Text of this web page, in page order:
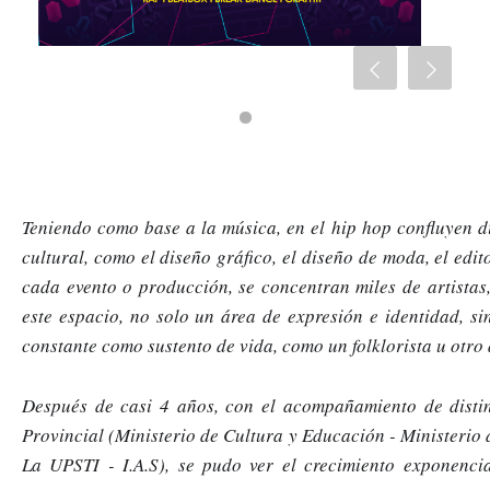
Teniendo como base a la música, en el hip hop confluyen
cultural, como el diseño gráfico, el diseño de moda, el
cada evento o producción, se concentran miles de
este espacio, no solo un área de expresión e identidad,
constante como sustento de vida, como un folklorista u
Después de casi 4 años, con el acompañamiento de
Provincial (Ministerio de Cultura y Educación - Ministerio
La UPSTI - I.A.S), se pudo ver el crecimiento